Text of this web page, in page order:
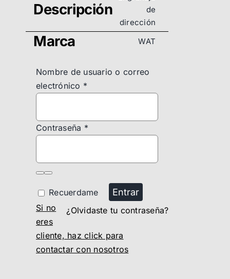
Descripción
de
dirección
Marca WAT
Nombre de usuario o correo
electrónico *
Contraseña *
Recuerdame Entrar
¿Olvidaste tu contraseña?
Si no
eres
cliente, haz click para
contactar con nosotros